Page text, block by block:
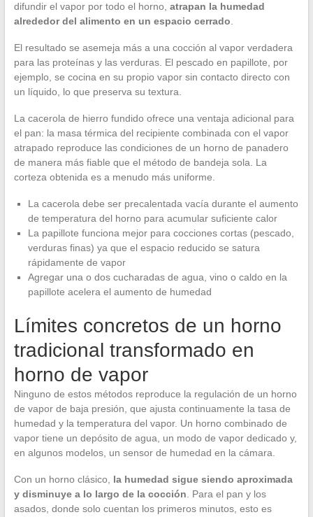
difundir el vapor por todo el horno, atrapan la humedad
alrededor del alimento en un espacio cerrado.
El resultado se asemeja más a una cocción al vapor verdadera
para las proteínas y las verduras. El pescado en papillote, por
ejemplo, se cocina en su propio vapor sin contacto directo con
un líquido, lo que preserva su textura.
La cacerola de hierro fundido ofrece una ventaja adicional para
el pan: la masa térmica del recipiente combinada con el vapor
atrapado reproduce las condiciones de un horno de panadero
de manera más fiable que el método de bandeja sola. La
corteza obtenida es a menudo más uniforme.
La cacerola debe ser precalentada vacía durante el aumento
de temperatura del horno para acumular suficiente calor
La papillote funciona mejor para cocciones cortas (pescado,
verduras finas) ya que el espacio reducido se satura
rápidamente de vapor
Agregar una o dos cucharadas de agua, vino o caldo en la
papillote acelera el aumento de humedad
Límites concretos de un horno
tradicional transformado en
horno de vapor
Ninguno de estos métodos reproduce la regulación de un horno
de vapor de baja presión, que ajusta continuamente la tasa de
humedad y la temperatura del vapor. Un horno combinado de
vapor tiene un depósito de agua, un modo de vapor dedicado y,
en algunos modelos, un sensor de humedad en la cámara.
Con un horno clásico, la humedad sigue siendo aproximada
y disminuye a lo largo de la cocción. Para el pan y los
asados, donde solo cuentan los primeros minutos, esto es